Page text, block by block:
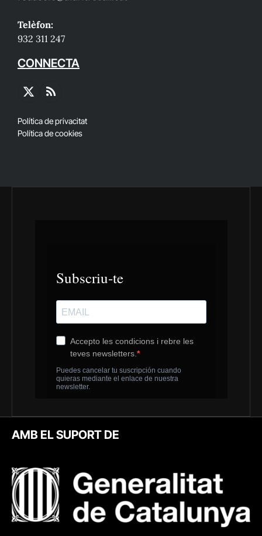
Telèfon:
932 311 247
CONNECTA
X
RSS
Política de privacitat
Política de cookies
AMB EL SUPORT DE